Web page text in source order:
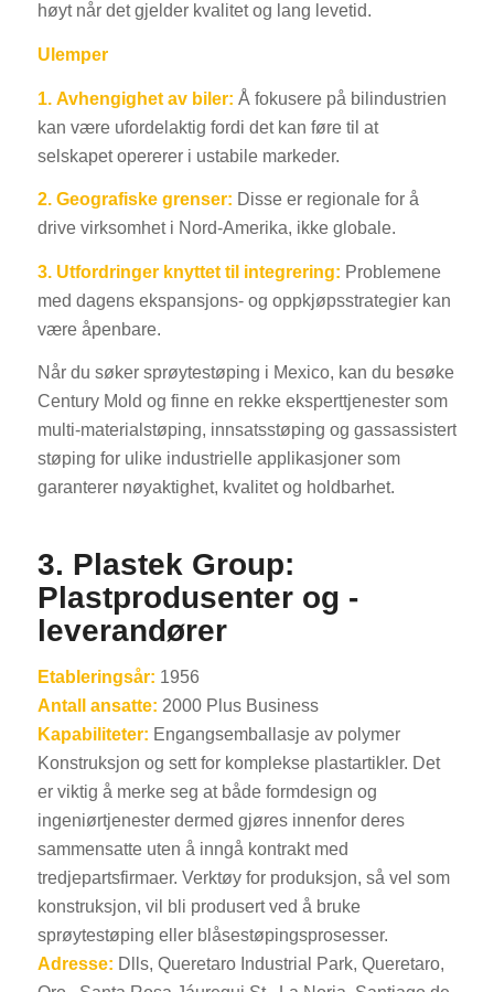
høyt når det gjelder kvalitet og lang levetid.
Ulemper
1. Avhengighet av biler: Å fokusere på bilindustrien
kan være ufordelaktig fordi det kan føre til at
selskapet opererer i ustabile markeder.
2. Geografiske grenser: Disse er regionale for å
drive virksomhet i Nord-Amerika, ikke globale.
3. Utfordringer knyttet til integrering: Problemene
med dagens ekspansjons- og oppkjøpsstrategier kan
være åpenbare.
Når du søker sprøytestøping i Mexico, kan du besøke
Century Mold og finne en rekke eksperttjenester som
multi-materialstøping, innsatsstøping og gassassistert
støping for ulike industrielle applikasjoner som
garanterer nøyaktighet, kvalitet og holdbarhet.
3. Plastek Group:
Plastprodusenter og -
leverandører
Etableringsår: 1956
Antall ansatte: 2000 Plus Business
Kapabiliteter: Engangsemballasje av polymer
Konstruksjon og sett for komplekse plastartikler. Det
er viktig å merke seg at både formdesign og
ingeniørtjenester dermed gjøres innenfor deres
sammensatte uten å inngå kontrakt med
tredjepartsfirmaer. Verktøy for produksjon, så vel som
konstruksjon, vil bli produsert ved å bruke
sprøytestøping eller blåsestøpingsprosesser.
Adresse: Dlls, Queretaro Industrial Park, Queretaro,